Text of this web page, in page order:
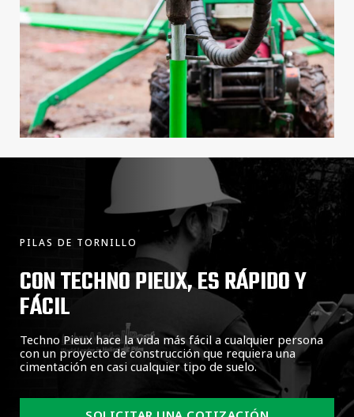
PILAS DE TORNILLO
CON TECHNO PIEUX, ES RÁPIDO Y
FÁCIL
Techno Pieux hace la vida más fácil a cualquier persona
con un proyecto de construcción que requiera una
cimentación en casi cualquier tipo de suelo.